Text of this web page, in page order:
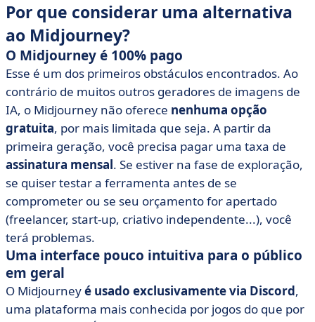
Por que considerar uma alternativa
ao Midjourney?
O Midjourney é 100% pago
Esse é um dos primeiros obstáculos encontrados. Ao
contrário de muitos outros geradores de imagens de
IA, o Midjourney não oferece nenhuma opção
gratuita, por mais limitada que seja. A partir da
primeira geração, você precisa pagar uma taxa de
assinatura mensal. Se estiver na fase de exploração,
se quiser testar a ferramenta antes de se
comprometer ou se seu orçamento for apertado
(freelancer, start-up, criativo independente...), você
terá problemas.
Uma interface pouco intuitiva para o público
em geral
O Midjourneyé usado exclusivamente via Discord,
uma plataforma mais conhecida por jogos do que por